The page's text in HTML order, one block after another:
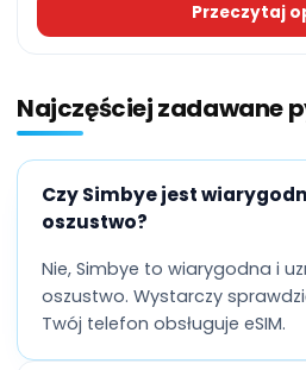
Przeczytaj
Najczęściej zadawane
Czy Simbye jest
oszustwo?
Nie, Simbye to wiarygodna i
oszustwo. Wystarczy
Twój telefon obsługuje eSIM.